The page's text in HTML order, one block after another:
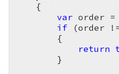
{
var order =
if (order
        {
return
        }